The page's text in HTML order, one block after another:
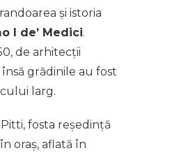
și istoria
I de’ Medici.
de arhitecții
grădinile au fost
larg.
fosta reședință
oraș, aflată în